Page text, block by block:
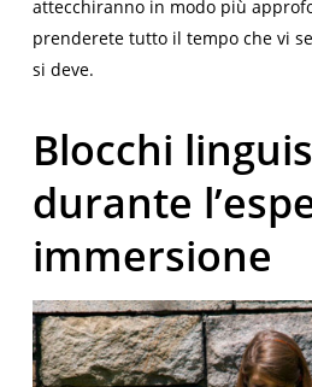
attecchiranno in modo più
prenderete tutto il tempo che vi
si deve.
Blocchi
durante
immersione